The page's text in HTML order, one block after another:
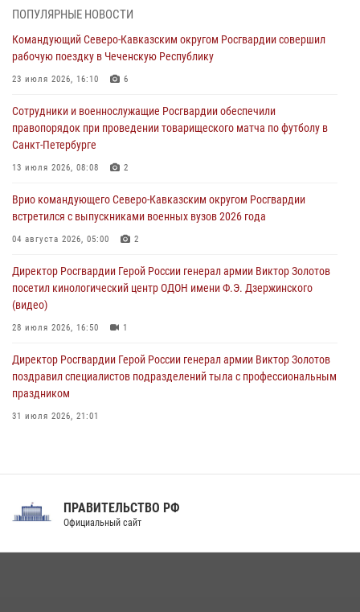
В Югре росгвардейцы приняли участие в памятном мероприятии,
10 августа 2026, 13:00
В Кировской области состоялось открытие мемориальной доски в
10 августа 2026, 13:00
В Ленобласти сотрудники Росгвардии и полиции задержали
разыскиваемого опасного рецидивиста, подозреваемого в
10 августа 2026, 12:38 1
Сотрудники Росгвардии провели оперативно-профилактическое
10 августа 2026, 12:00
ПОПУЛЯРНЫЕ НОВОСТИ
Командующий Северо-Кавказским округом Росгвардии совершил
рабочую поездку в Чеченскую Республику
23 июля 2026, 16:10 6
Сотрудники и военнослужащие Росгвардии обеспечили
правопорядок при проведении товарищеского матча по футболу в
Санкт-Петербурге
13 июля 2026, 08:08 2
Врио командующего Северо-Кавказским округом Росгвардии
встретился с выпускниками военных вузов 2026 года
04 августа 2026, 05:00 2
Директор Росгвардии Герой России генерал армии Виктор Золотов
посетил кинологический центр ОДОН имени Ф.Э. Дзержинского
(видео)
28 июля 2026, 16:50 1
Директор Росгвардии Герой России генерал армии Виктор Золотов
поздравил специалистов подразделений тыла с профессиональным
праздником
31 июля 2026, 21:01
Праздник «Один день с Росгвардией» к 105-летию Центрального
ПРАВИТЕЛЬСТВО РФ
Официальный сайт